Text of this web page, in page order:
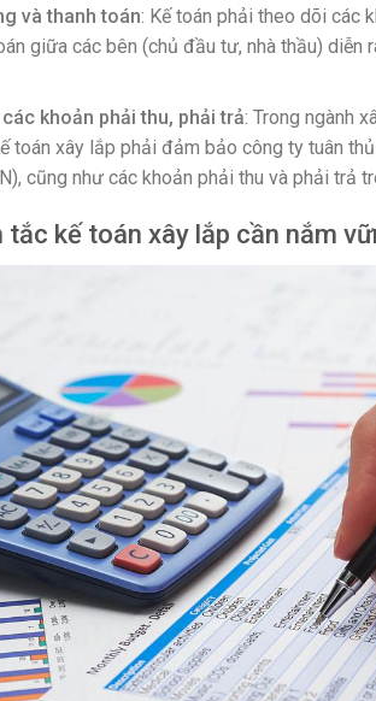
và thanh toán: Kế toán phải theo dõi các
giữa các bên (chủ đầu tư, nhà thầu) diễn
khoản phải thu, phải trả: Trong ngành
toán xây lắp phải đảm bảo công ty tuân
cũng như các khoản phải thu và phải trả
tắc kế toán xây lắp cần nắm